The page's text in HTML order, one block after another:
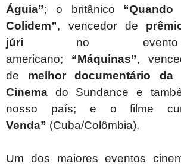
Águia”; o britânico
Colidem”, vencedor de
júri no evento
americano; “Máquinas”,
de melhor documentário da
Cinema do Sundance e
nosso país; e o filme
Venda” (Cuba/Colômbia).
Um dos maiores eventos